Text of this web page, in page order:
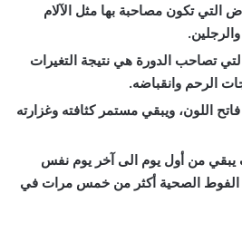
التي تكون مصاحبة بها مثل الآلام
تصاحب الدورة هي نتيجة التغيرات
الرحم وانقباضه.
اللون، ويبقي مستمر كثافته وغزارته
من أول يوم الى آخر يوم نفس
الفوط الصحية أكثر من خمس مرات في